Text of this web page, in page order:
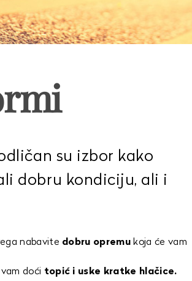
su izbor kako
dobru kondiciju, ali i
nabavite dobru opremu koja će vam
doći topić i uske kratke hlačice.